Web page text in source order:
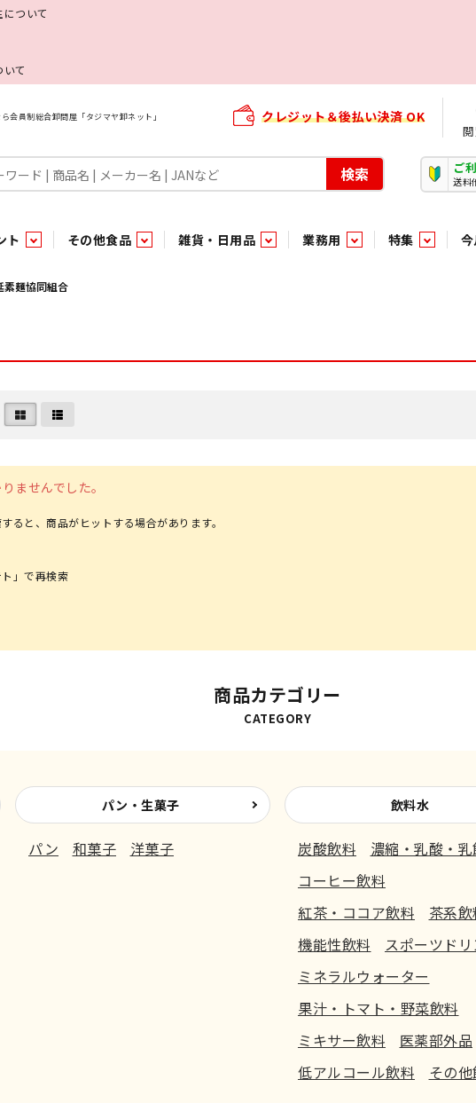
ついて
て
会員制総合卸問屋「タジマヤ卸ネット」 クレジット＆後払い決済 OK
検索 ご
送料
リー 豆菓子 珍味 吊下げ専用品 輸入品 駄菓子 その他菓子
ート
ー飲料
ル飲料 その他飲料水
ト
タ
その他食品
品 パン・生菓子
雑貨・日用品
・袋物 履き物 家庭消耗雑貨 軽衣料 台所用品 清掃用品 電気関
業務用
（業務用）
特集
・5連菓子
ジマヤ オリジナル商品（PB） おすすめ・イチオシ商品
品 業務用 チルド飲料・デザート 和日配 日配調理加工品
品 業務用 チルド飲料・デザート 和日配 日配調理加工品
は行
素麺協同組合
ませんでした。
ると、商品がヒットする場合があります。
」で再検索
商品カテゴリー
CATEGORY
パン・生菓子
パン 和菓子 洋菓子
飲料水
炭酸飲料
濃縮・乳酸・
コーヒー飲料
紅茶・ココア飲料
茶系飲
機能性飲料
スポーツドリ
ミネラルウォーター
果汁・トマト・野菜飲料
ミキサー飲料
医薬部外品
低アルコール飲料
その